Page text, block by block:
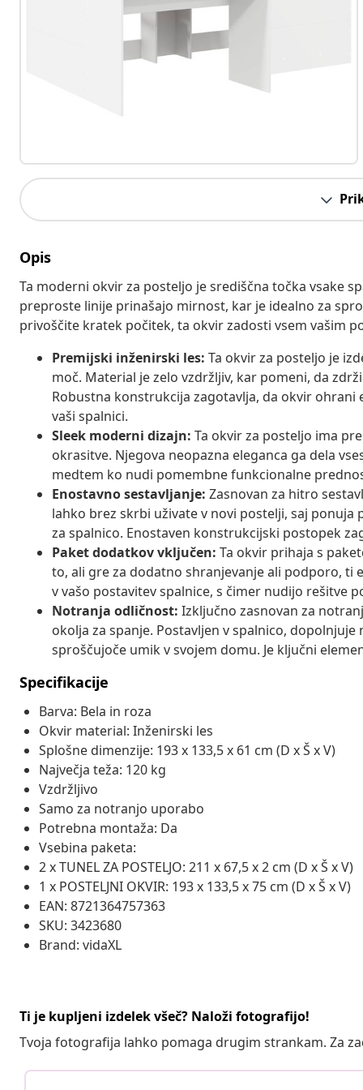
Opis
Ta moderni okvir za posteljo je središčna točka vsake
preproste linije prinašajo mirnost, kar je idealno za
privoščite kratek počitek, ta okvir zadosti vsem vašim
Premijski inženirski les: Ta okvir za posteljo je
moč. Material je zelo vzdržljiv, kar pomeni, da
Robustna konstrukcija zagotavlja, da okvir
vaši spalnici.
Sleek moderni dizajn: Ta okvir za posteljo ima
okrasitve. Njegova neopazna eleganca ga dela
medtem ko nudi pomembne funkcionalne
Enostavno sestavljanje: Zasnovan za hitro
lahko brez skrbi uživate v novi postelji, saj
za spalnico. Enostaven konstrukcijski postopek
Paket dodatkov vključen: Ta okvir prihaja s
to, ali gre za dodatno shranjevanje ali podporo, ti
v vašo postavitev spalnice, s čimer nudijo rešitve
Notranja odličnost: Izključno zasnovan za
okolja za spanje. Postavljen v spalnico,
sproščujoče umik v svojem domu. Je ključni
Specifikacije
Barva: Bela in roza
Okvir material: Inženirski les
Splošne dimenzije: 193 x 133,5 x 61 cm (D x Š x V)
Največja teža: 120 kg
Vzdržljivo
Samo za notranjo uporabo
Potrebna montaža: Da
Vsebina paketa:
2 x TUNEL ZA POSTELJO: 211 x 67,5 x 2 cm (D x Š x V)
1 x POSTELJNI OKVIR: 193 x 133,5 x 75 cm (D x Š x V)
EAN: 8721364757363
SKU: 3423680
Brand: vidaXL
Ti je kupljeni izdelek všeč? Naloži fotografijo!
Tvoja fotografija lahko pomaga drugim strankam. Za